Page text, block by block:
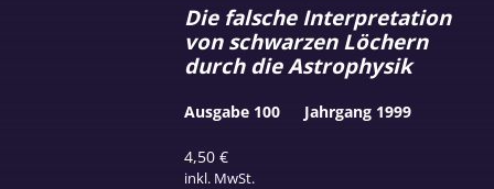
4,50€
inkl. MwSt.
Die falsche Interpretation
von schwarzen Löchern
durch die Astrophysik
Ausgabe 100 Jahrgang 1999